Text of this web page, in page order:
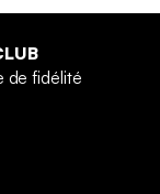
de fidélité